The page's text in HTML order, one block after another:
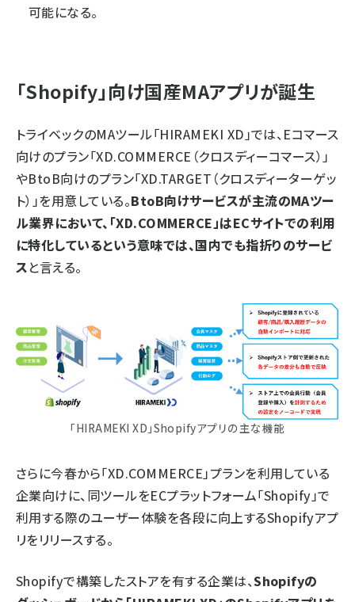
可能になる。
「Shopify」向け国産MAアプリが誕生
トライベックのMAツール「HIRAMEKI XD」では、Eコマース
向けのプラン「XD.COMMERCE（クロスディーコマース）」
やBtoB向けのプラン「XD.TARGET（クロスディーターゲッ
ト）」を用意している。BtoB向けサービスが主流のMAツー
ル業界において、「XD.COMMERCE」はECサイトでの利用
に特化しているという意味では、国内でも指折りのサービ
スと言える。
「HIRAMEKI XD」Shopifyアプリの主な機能
さらに今春から「XD.COMMERCE」プランを利用している
企業向けに、同ツールをECプラットフォーム「Shopify」で
利用する際のユーザー体験を各段に向上するShopifyアプ
リをリリースする。
Shopifyで構築したストアを有する企業は、Shopifyの